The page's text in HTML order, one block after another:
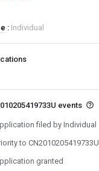
Individual
events
filed by Individual
to CN2010205419733U
granted